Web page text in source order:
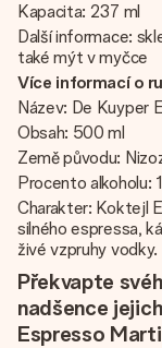
Kapacita: 237 ml
Další informace:
také mýt v myčce
Více informací o
Název: De Kuyper
Obsah: 500 ml
Země původu:
Procento alkoholu:
Charakter: Koktejl
silného espressa,
živé vzpruhy
Překvapte
nadšence
Espresso